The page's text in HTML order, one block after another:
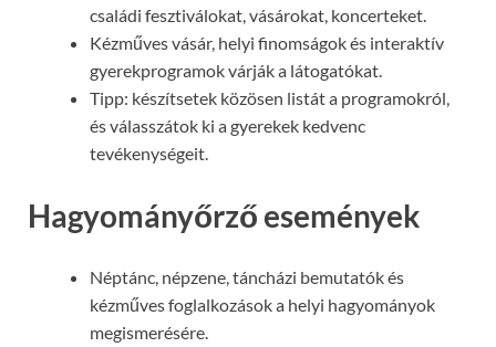
családi fesztiválokat, vásárokat, koncerteket.
Kézműves vásár, helyi finomságok és interaktív
gyerekprogramok várják a látogatókat.
Tipp: készítsetek közösen listát a programokról,
és válasszátok ki a gyerekek kedvenc
tevékenységeit.
Hagyományőrző események
Néptánc, népzene, táncházi bemutatók és
kézműves foglalkozások a helyi hagyományok
megismerésére.